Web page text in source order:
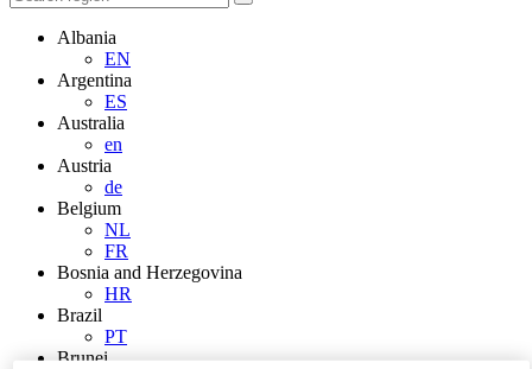
Albania
EN
Argentina
ES
Australia
en
Austria
de
Belgium
NL
FR
Bosnia and Herzegovina
HR
Brazil
PT
Brunei